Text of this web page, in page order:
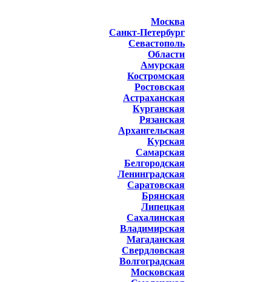
Москва
Санкт-Петербург
Севастополь
Области
Амурская
Костромская
Ростовская
Астраханская
Курганская
Рязанская
Архангельская
Курская
Самарская
Белгородская
Ленинградская
Саратовская
Брянская
Липецкая
Сахалинская
Владимирская
Магаданская
Свердловская
Волгоградская
Московская